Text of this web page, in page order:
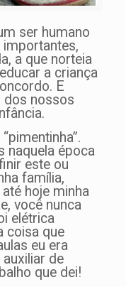
ser humano
a que norteia
a criança
E
dos nossos
naquela época
este ou
família,
hoje minha
você nunca
elétrica
coisa que
eu era
de
que dei!